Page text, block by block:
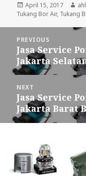
Posted
on
April 15, 2017
Tukang Bor Air, Tukang
navigation
PREVIOUS
Previous
post:
Jasa Service
Jakarta
NEXT
Next
post:
Jasa Service
Jakarta Barat